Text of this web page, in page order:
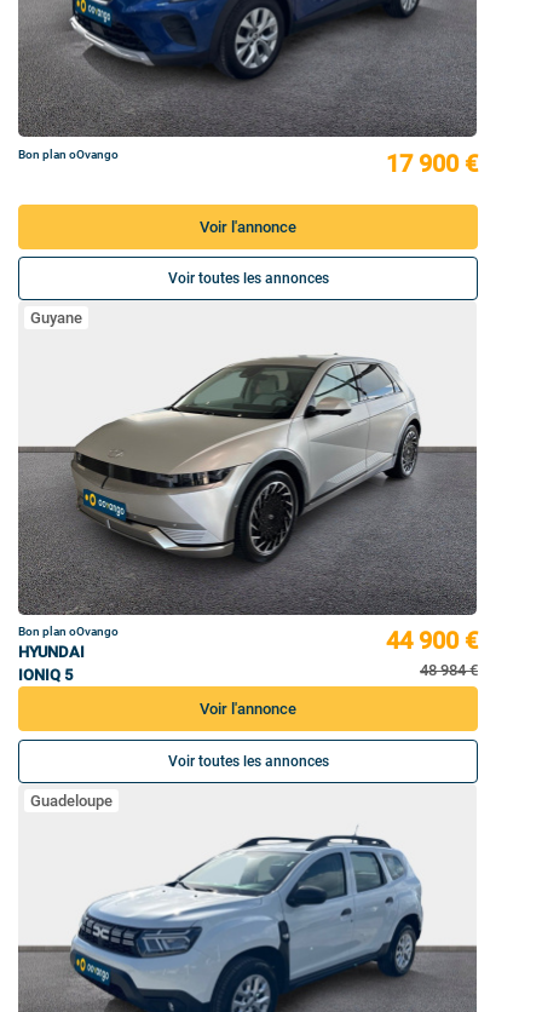
Bon plan oOvango 17 900 €
Voir l'annonce
Voir toutes les annonces
Guyane
Bon plan oOvango
HYUNDAI
IONIQ 5
44 900 €
48 984 €
Voir l'annonce
Voir toutes les annonces
Guadeloupe